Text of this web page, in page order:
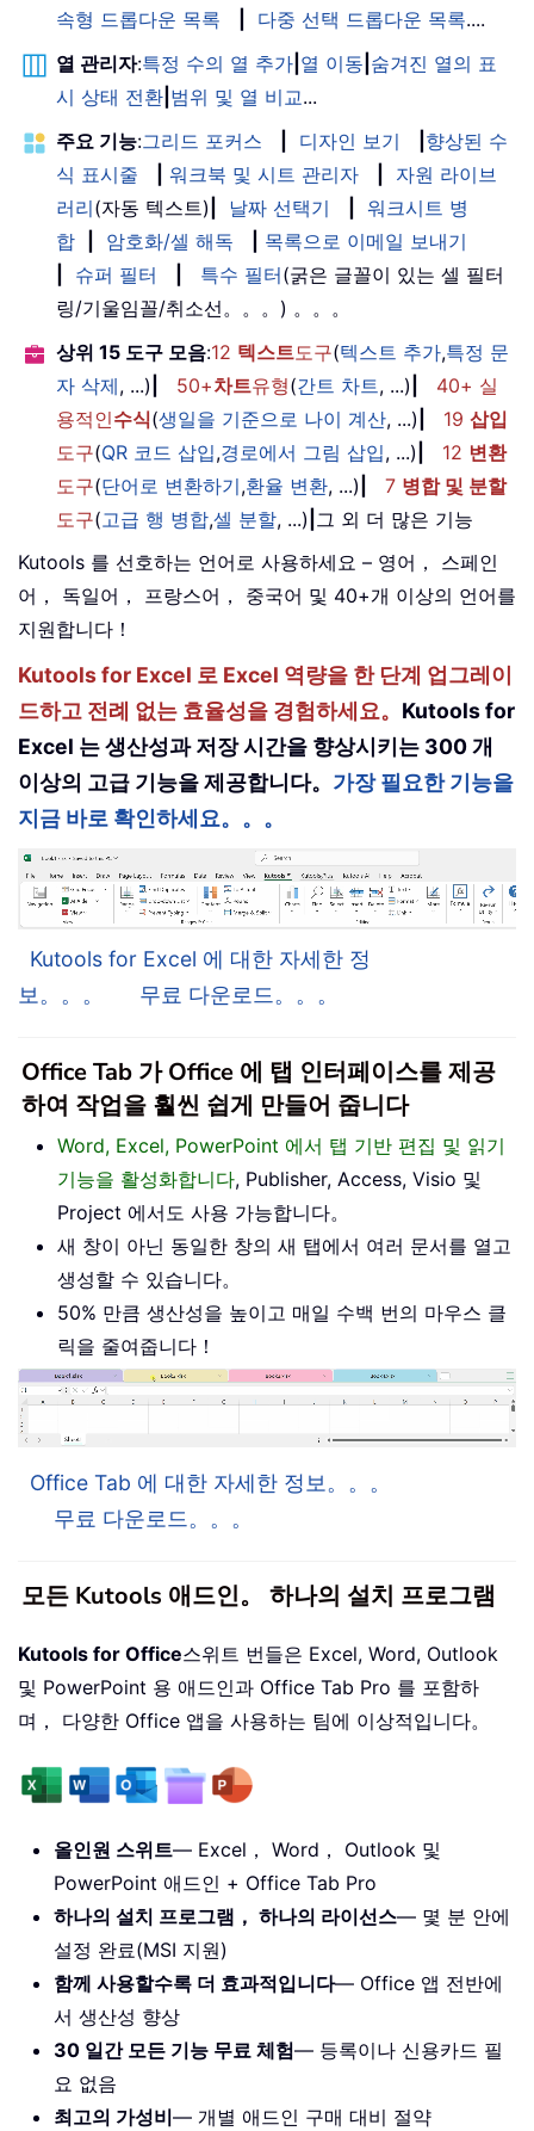
속형 드롭다운 목록
다중 선택 드롭다운 목록....
열 관리자:특정 수의 열 추가 열 이동 숨겨진 열의 표
시 상태 전환 범위 및 열 비교...
주요 기능:그리드 포커스 디자인 보기
향상된 수
식 표시줄
워크북 및 시트 관리자
자원 라이브
러리(자동 텍스트) 날짜 선택기
워크시트 병
합
암호화/셀 해독
목록으로 이메일 보내기
슈퍼 필터 특수 필터(굵은 글꼴이 있는 셀 필터
링/기울임꼴/취소선。。。) 。。。
상위 15 도구 모음:12 텍스트도구(텍스트 추가,특정 문
자 삭제, ...) 50+차트유형(간트 차트, ...)
40+ 실
용적인수식(생일을 기준으로 나이 계산, ...) 19 삽입
도구(QR 코드 삽입,경로에서 그림 삽입, ...) 12 변환
도구(단어로 변환하기,환율 변환, ...) 7 병합 및 분할
도구(고급 행 병합,셀 분할, ...) 그 외 더 많은 기능
Kutools 를 선호하는 언어로 사용하세요 – 영어， 스페인
어， 독일어， 프랑스어， 중국어 및 40+개 이상의 언어를
지원합니다！
Kutools for Excel 로 Excel 역량을 한 단계 업그레이
드하고 전례 없는 효율성을 경험하세요。 Kutools for
Excel 는 생산성과 저장 시간을 향상시키는 300 개
이상의 고급 기능을 제공합니다。 가장 필요한 기능을
지금 바로 확인하세요。。。
Kutools for Excel 에 대한 자세한 정
보。。。
무료 다운로드。。。
Office Tab 가 Office 에 탭 인터페이스를 제공
하여 작업을 훨씬 쉽게 만들어 줍니다
Word, Excel, PowerPoint 에서 탭 기반 편집 및 읽기
기능을 활성화합니다, Publisher, Access, Visio 및
Project 에서도 사용 가능합니다。
새 창이 아닌 동일한 창의 새 탭에서 여러 문서를 열고
생성할 수 있습니다。
50% 만큼 생산성을 높이고 매일 수백 번의 마우스 클
릭을 줄여줍니다！
Office Tab 에 대한 자세한 정보。。。
무료 다운로드。。。
모든 Kutools 애드인。 하나의 설치 프로그램
Kutools for Office스위트 번들은 Excel, Word, Outlook
및 PowerPoint 용 애드인과 Office Tab Pro 를 포함하
며， 다양한 Office 앱을 사용하는 팀에 이상적입니다。
올인원 스위트— Excel， Word， Outlook 및
PowerPoint 애드인 + Office Tab Pro
하나의 설치 프로그램， 하나의 라이선스— 몇 분 안에
설정 완료(MSI 지원)
함께 사용할수록 더 효과적입니다— Office 앱 전반에
서 생산성 향상
30 일간 모든 기능 무료 체험— 등록이나 신용카드 필
요 없음
최고의 가성비— 개별 애드인 구매 대비 절약